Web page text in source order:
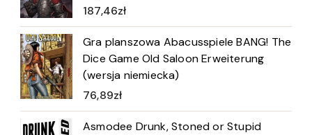
187,46zł
Gra planszowa Abacusspiele BANG! The
Dice Game Old Saloon Erweiterung
(wersja niemiecka)
76,89zł
Asmodee Drunk, Stoned or Stupid